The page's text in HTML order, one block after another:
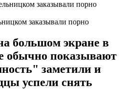
заказывали порно
большом экране в
обычно показывают
заметили и
успели снять